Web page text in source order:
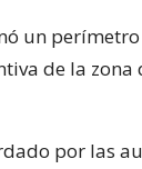
un
de la
por las